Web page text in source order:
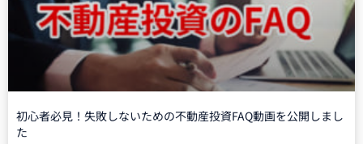
初心者必見！失敗しないための不動産投資FAQ動画を公開しまし
た